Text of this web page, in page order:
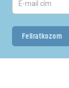
Feliratkozom